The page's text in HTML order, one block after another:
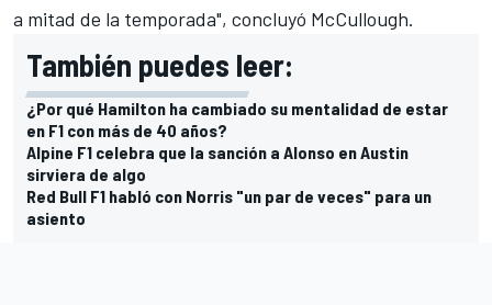
a mitad de la temporada", concluyó McCullough.
También puedes leer:
¿Por qué Hamilton ha cambiado su mentalidad de estar
en F1 con más de 40 años?
Alpine F1 celebra que la sanción a Alonso en Austin
sirviera de algo
Red Bull F1 habló con Norris "un par de veces" para un
asiento